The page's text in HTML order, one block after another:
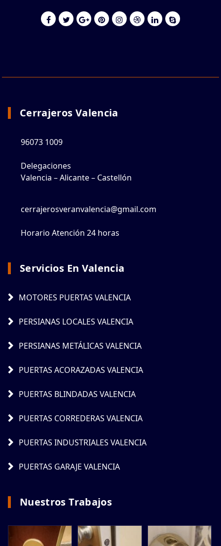
Cerrajeros Valencia
96073 1009
Delegaciones
Valencia – Alicante – Castellón
cerrajerosveranvalencia@gmail.com
Horario Atención 24 horas
Servicios En Valencia
MOTORES PUERTAS VALENCIA
PERSIANAS LOCALES VALENCIA
PERSIANAS METÁLICAS VALENCIA
PUERTAS ACORAZADAS VALENCIA
PUERTAS BLINDADAS VALENCIA
PUERTAS CORREDERAS VALENCIA
PUERTAS INDUSTRIALES VALENCIA
PUERTAS GARAJE VALENCIA
Nuestros Trabajos